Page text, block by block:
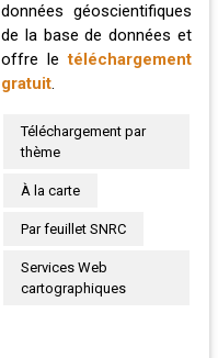
données géoscientifiques
de la base de données et
offre letéléchargement
gratuit.
Téléchargement par
thème
À la carte
Par feuillet SNRC
Services Web
cartographiques